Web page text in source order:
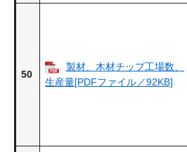
50
製材、木材チップ工場数、
生産量[PDFファイル／92KB]